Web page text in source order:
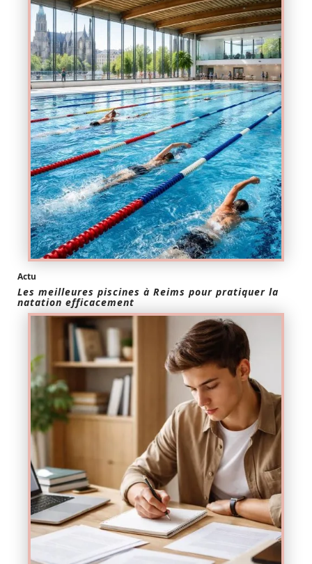
Actu
Les meilleures piscines à Reims pour pratiquer la
natation efficacement